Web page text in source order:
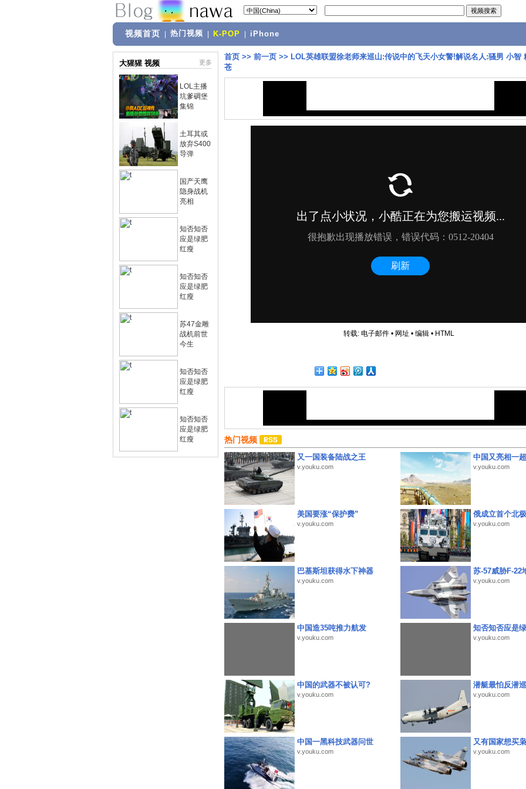
视频首页 热门视频 K-POP iPhone
大猩猩 视频 更多
LOL主播
坑爹碉堡
集锦
土耳其或
放弃S400
导弹
国产天鹰
隐身战机
亮相
知否知否
应是绿肥
红瘦
知否知否
应是绿肥
红瘦
苏47金雕
战机前世
今生
知否知否
应是绿肥
红瘦
知否知否
应是绿肥
红瘦
首页 >> 前一页 >> LOL英雄联盟徐老师来巡山:传说中的飞天小女警!解说名人:骚男 小智
苍
转载: 电子邮件• 网址 • 编辑• HTML
热门视频
又一国装备陆战之王
v.youku.com
中国又亮相一
v.youku.com
美国要涨“保护费”
v.youku.com
俄成立首个北
v.youku.com
巴基斯坦获得水下神器
v.youku.com
苏-57威胁F-22
v.youku.com
中国造35吨推力航发
v.youku.com
知否知否应是
v.youku.com
中国的武器不被认可?
v.youku.com
潜艇最怕反潜
v.youku.com
中国一黑科技武器问世
v.youku.com
又有国家想买
v.youku.com